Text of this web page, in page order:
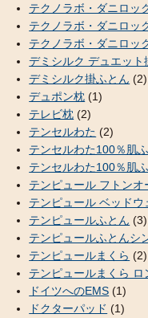
テクノラボ・ダニロッ
テクノラボ・ダニロッ
テクノラボ・ダニロッ
デミシルク デュエット
デミシルク掛ふとん (2)
デュポン枕 (1)
テレビ枕 (2)
テンセルわた (2)
テンセルわた100％肌
テンセルわた100％肌
テンピュール フトン
テンピュール ベッドウ
テンピュールふとん (3)
テンピュールふとんシ
テンピュールまくら (2)
テンピュールまくら ロ
ドイツへのEMS (1)
ドクターパッド (1)